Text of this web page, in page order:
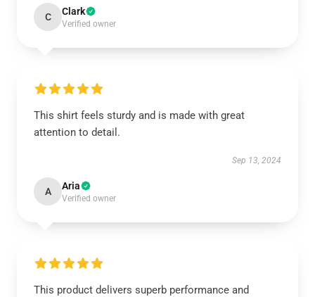
C Clark
Verified owner
This shirt feels sturdy and is made with great
attention to detail.
Sep 13, 2024
A Aria
Verified owner
This product delivers superb performance and